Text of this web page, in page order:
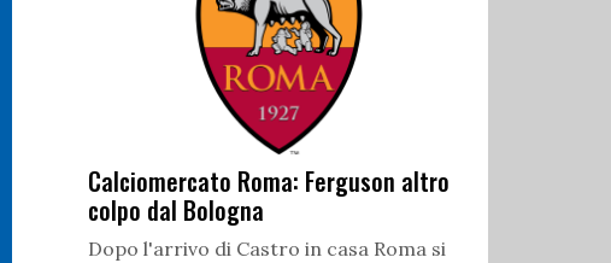
Calciomercato Roma: Ferguson altro
colpo dal Bologna
Dopo l'arrivo di Castro in casa Roma si